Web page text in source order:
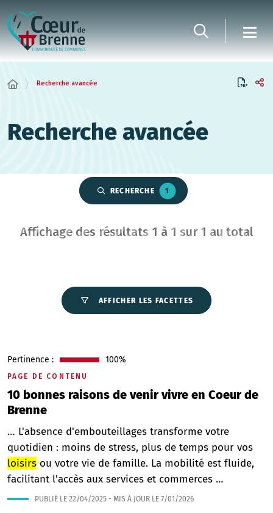
Recherche avancée
Recherche avancée
RECHERCHE 1
Affichage des résultats 1 à 1 sur 1 au total
AFFICHER LES FACETTES
PAGE DE CONTENU
10 bonnes raisons de venir vivre en Coeur de
Brenne
Pertinence : 100%
… L'absence d'embouteillages transforme votre
quotidien : moins de stress, plus de temps pour vos
loisirs ou votre vie de famille. La mobilité est fluide,
facilitant l'accès aux services et commerces …
PUBLIÉ LE 22/04/2025 - MIS À JOUR LE 7/01/2026